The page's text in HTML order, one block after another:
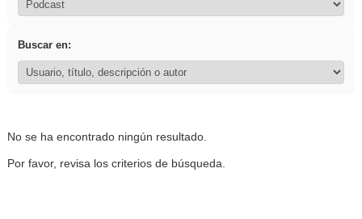
Buscar en:
No se ha encontrado ningún resultado.
Por favor, revisa los criterios de búsqueda.